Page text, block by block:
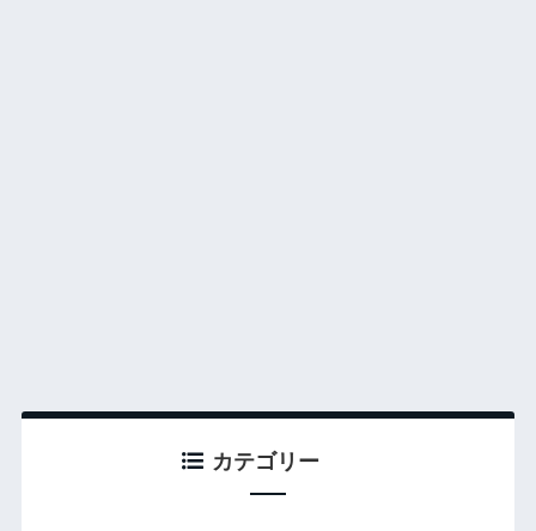
カテゴリー